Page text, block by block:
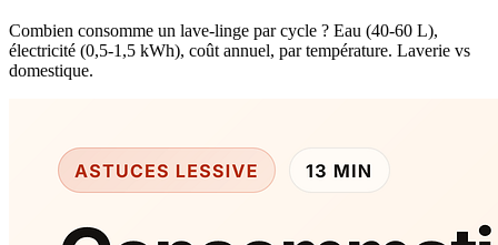
Combien consomme un lave-linge par cycle ? Eau (40-60 L),
électricité (0,5-1,5 kWh), coût annuel, par température. Laverie vs
domestique.